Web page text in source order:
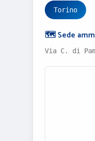
Torino
🗺️ Sede
Via C. di